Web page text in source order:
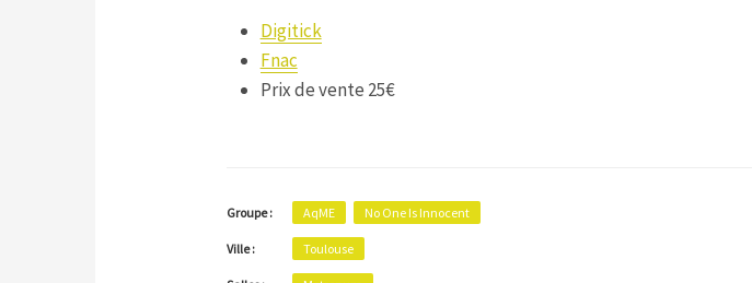
Digitick
Fnac
Prix de vente 25€
Groupe : AqME No One Is Innocent
Ville : Toulouse